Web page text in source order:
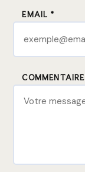
EMAIL *
COMMENTAIRE